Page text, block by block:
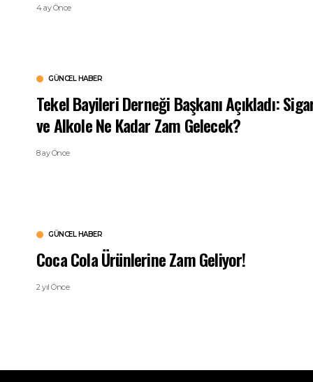
4 ay Önce
GÜNCEL HABER
Tekel Bayileri Derneği Başkanı Açıkladı:
ve Alkole Ne Kadar Zam Gelecek?
8 ay Önce
GÜNCEL HABER
Coca Cola Ürünlerine Zam Geliyor!
2 yıl Önce